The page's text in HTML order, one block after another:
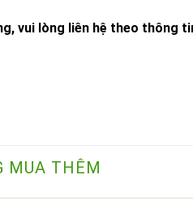
vui lòng liên hệ theo thông
MUA THÊM